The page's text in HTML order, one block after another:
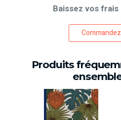
Baissez vos
Produits